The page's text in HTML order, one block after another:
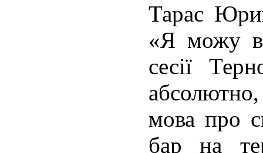
Тарас
«Я можу
сесії
мова про
бар на